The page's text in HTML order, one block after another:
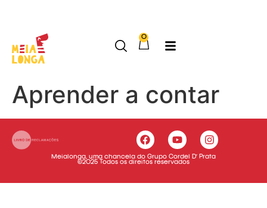
0
Aprender a contar
Meialonga, uma chancela do Grupo Cordel D’ Prata
©2025 Todos os direitos reservados